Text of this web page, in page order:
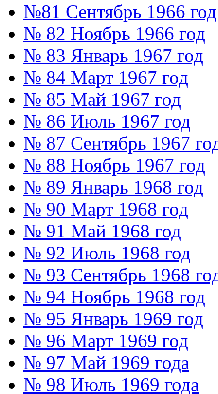
№81 Сентябрь 1966 год
№ 82 Ноябрь 1966 год
№ 83 Январь 1967 год
№ 84 Март 1967 год
№ 85 Май 1967 год
№ 86 Июль 1967 год
№ 87 Сентябрь 1967
№ 88 Ноябрь 1967 год
№ 89 Январь 1968 год
№ 90 Март 1968 год
№ 91 Май 1968 год
№ 92 Июль 1968 год
№ 93 Сентябрь 1968
№ 94 Ноябрь 1968 год
№ 95 Январь 1969 год
№ 96 Март 1969 год
№ 97 Май 1969 года
№ 98 Июль 1969 года